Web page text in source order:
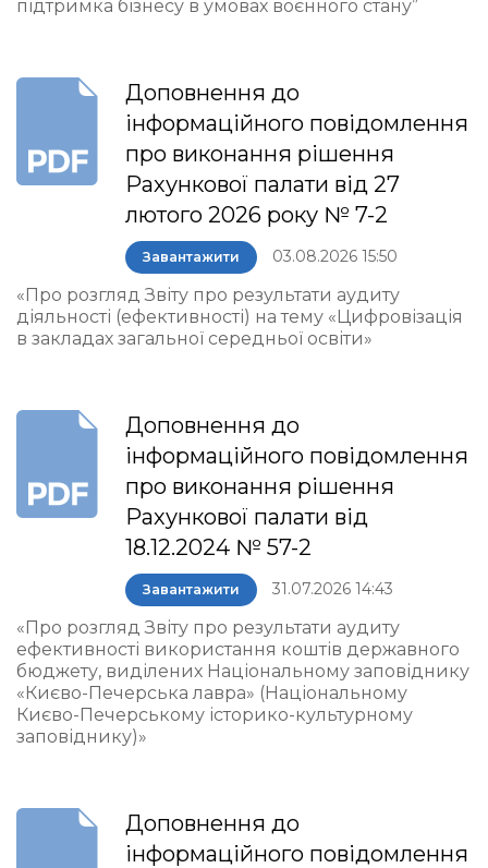
підтримка бізнесу в умовах воєнного стану”
Доповнення до
інформаційного повідомлення
про виконання рішення
Рахункової палати від 27
лютого 2026 року № 7-2
Завантажити 03.08.2026 15:50
«Про розгляд Звіту про результати аудиту
діяльності (ефективності) на тему «Цифровізація
в закладах загальної середньої освіти»
Доповнення до
інформаційного повідомлення
про виконання рішення
Рахункової палати від
18.12.2024 № 57-2
Завантажити 31.07.2026 14:43
«Про розгляд Звіту про результати аудиту
ефективності використання коштів державного
бюджету, виділених Національному заповіднику
«Києво-Печерська лавра» (Національному
Києво-Печерському історико-культурному
заповіднику)»
Доповнення до
інформаційного повідомлення